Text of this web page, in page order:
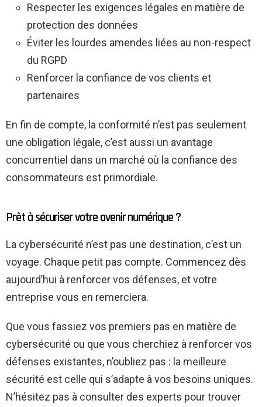
Respecter les exigences légales en matière de
protection des données
Éviter les lourdes amendes liées au non-respect
du RGPD
Renforcer la confiance de vos clients et
partenaires
En fin de compte, la conformité n’est pas seulement
une obligation légale, c’est aussi un avantage
concurrentiel dans un marché où la confiance des
consommateurs est primordiale.
Prêt à sécuriser votre avenir numérique ?
La cybersécurité n’est pas une destination, c’est un
voyage. Chaque petit pas compte. Commencez dès
aujourd’hui à renforcer vos défenses, et votre
entreprise vous en remerciera.
Que vous fassiez vos premiers pas en matière de
cybersécurité ou que vous cherchiez à renforcer vos
défenses existantes, n’oubliez pas : la meilleure
sécurité est celle qui s’adapte à vos besoins uniques.
N’hésitez pas à consulter des experts pour trouver